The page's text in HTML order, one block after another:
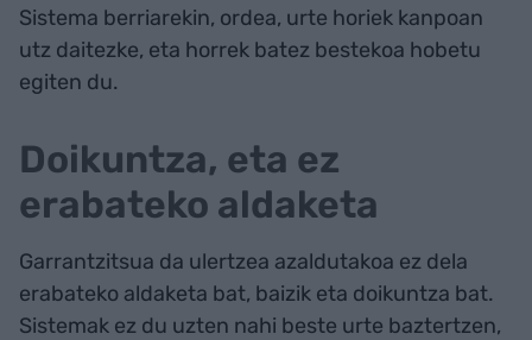
Sistema berriarekin, ordea, urte horiek kanpoan
utz daitezke, eta horrek batez bestekoa hobetu
egiten du.
Doikuntza, eta ez
erabateko aldaketa
Garrantzitsua da ulertzea azaldutakoa ez dela
erabateko aldaketa bat, baizik eta doikuntza bat.
Sistemak ez du uzten nahi beste urte baztertzen,